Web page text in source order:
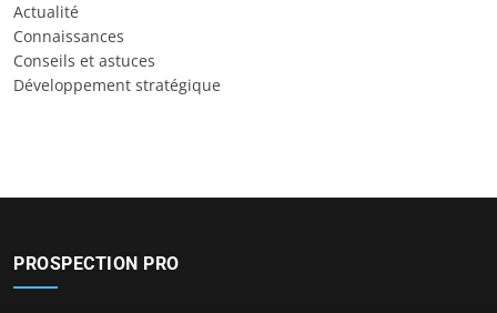
Actualité
Connaissances
Conseils et astuces
Développement stratégique
PROSPECTION PRO